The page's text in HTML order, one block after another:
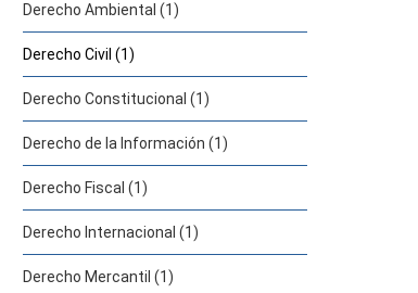
Derecho Ambiental (1)
Derecho Civil (1)
Derecho Constitucional (1)
Derecho de la Información (1)
Derecho Fiscal (1)
Derecho Internacional (1)
Derecho Mercantil (1)